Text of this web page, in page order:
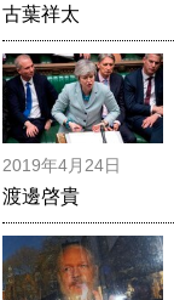
古葉祥太
2019年4月24日
渡邊啓貴